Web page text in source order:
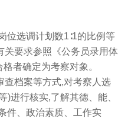
位选调计划数1∶1的比例等
关要求参照《公务员录用体
者确定为考察对象。
查档案等方式,对考察人选
)进行核实,了解其德、能、
件、政治素质、工作实